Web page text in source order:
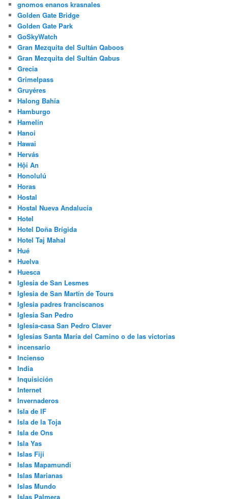
gnomos enanos krasnales
Golden Gate Bridge
Golden Gate Park
GoSkyWatch
Gran Mezquita del Sultán Qaboos
Gran Mezquita del Sultán Qabus
Grecia
Grimelpass
Gruyéres
Halong Bahía
Hamburgo
Hamelín
Hanoi
Hawai
Hervás
Hội An
Honolulú
Horas
Hostal
Hostal Nueva Andalucía
Hotel
Hotel Doña Brígida
Hotel Taj Mahal
Hué
Huelva
Huesca
Iglesia de San Lesmes
Iglesia de San Martín de Tours
Iglesia padres franciscanos
Iglesia San Pedro
Iglesia-casa San Pedro Claver
Iglesias Santa María del Camino o de las victorias
incensario
Incienso
India
Inquisición
Internet
Invernaderos
Isla de IF
Isla de la Toja
Isla de Ons
Isla Yas
Islas Fiji
Islas Mapamundi
Islas Marianas
Islas Mundo
Islas Palmera